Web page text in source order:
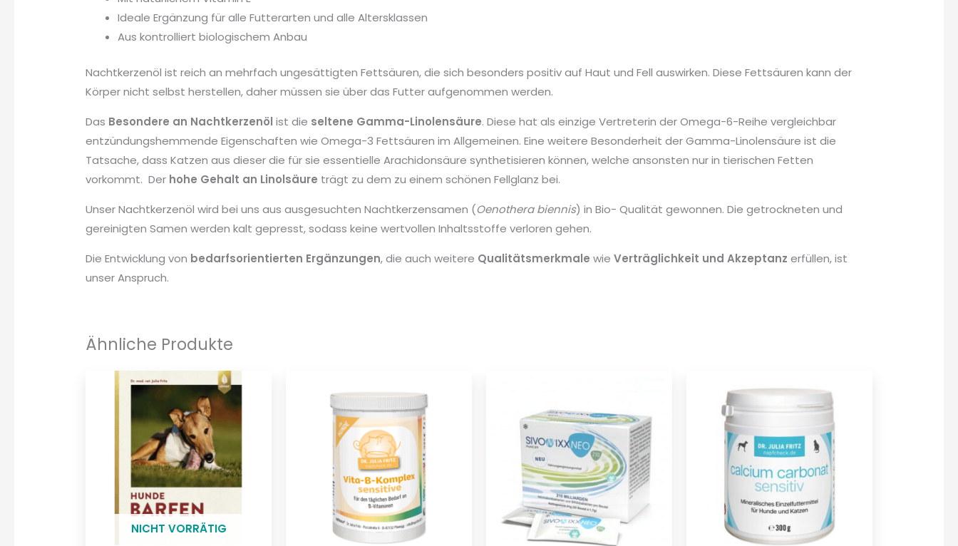
Ideale Ergänzung für alle Futterarten und alle Altersklassen
Aus kontrolliert biologischem Anbau
Nachtkerzenöl ist reich an mehrfach ungesättigten Fettsäuren, die sich besonders positiv auf Haut und Fell auswirken. Diese Fettsäuren kann der
Körper nicht selbst herstellen, daher müssen sie über das Futter aufgenommen werden.
Das Besondere an Nachtkerzenöl ist die seltene Gamma-Linolensäure. Diese hat als einzige Vertreterin der Omega-6-Reihe vergleichbar
entzündungshemmende Eigenschaften wie Omega-3 Fettsäuren im Allgemeinen. Eine weitere Besonderheit der Gamma-Linolensäure ist die
Tatsache, dass Katzen aus dieser die für sie essentielle Arachidonsäure synthetisieren können, welche ansonsten nur in tierischen Fetten
vorkommt. Der hohe Gehalt an Linolsäure trägt zu dem zu einem schönen Fellglanz bei.
Unser Nachtkerzenöl wird bei uns aus ausgesuchten Nachtkerzensamen (Oenothera biennis) in Bio- Qualität gewonnen. Die getrockneten und
gereinigten Samen werden kalt gepresst, sodass keine wertvollen Inhaltsstoffe verloren gehen.
Die Entwicklung von bedarfsorientierten Ergänzungen, die auch weitere Qualitätsmerkmale wieVerträglichkeit und Akzeptanz erfüllen, ist
unser Anspruch.
Ähnliche Produkte
NICHT VORRÄTIG